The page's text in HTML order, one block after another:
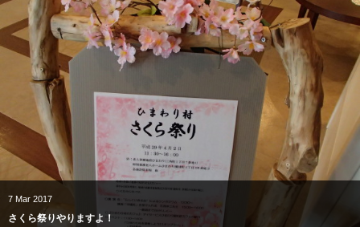
7 Mar 2017
さくら祭りやりますよ！